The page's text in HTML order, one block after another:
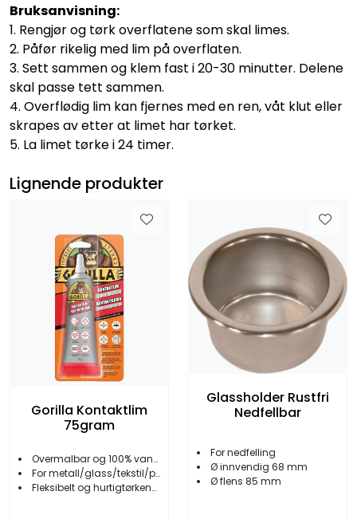
Bruksanvisning:
1. Rengjør og tørk overflatene som skal limes.
2. Påfør rikelig med lim på overflaten.
3. Sett sammen og klem fast i 20-30 minutter. Delene
skal passe tett sammen.
4. Overflødig lim kan fjernes med en ren, våt klut eller
skrapes av etter at limet har tørket.
5. La limet tørke i 24 timer.
Lignende produkter
Gorilla Kontaktlim
75gram
Overmalbar og 100% vanntett
For metall/glass/tekstil/plast m.m.
Fleksibelt og hurtigtørkende
Glassholder Rustfri
Nedfellbar
For nedfelling
Ø innvendig 68 mm
Ø flens 85 mm